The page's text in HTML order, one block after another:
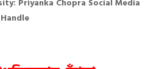
Priyanka Chopra Social Media
Handle